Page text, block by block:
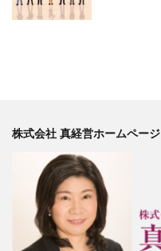
株式会社 真経営ホームページ